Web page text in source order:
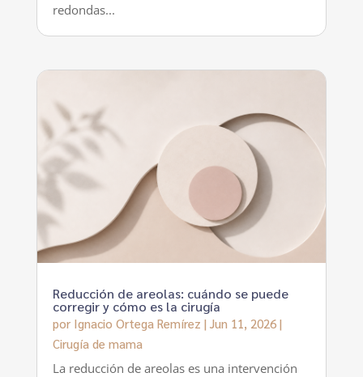
redondas...
Reducción de areolas: cuándo se puede
corregir y cómo es la cirugía
por Ignacio Ortega Remírez | Jun 11, 2026|
Cirugía de mama
La reducción de areolas es una intervención